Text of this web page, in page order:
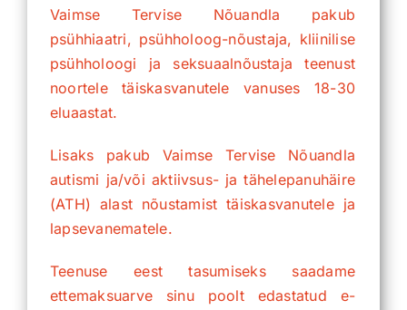
Vaimse Tervise Nõuandla pakub
psühhiaatri, psühholoog-nõustaja, kliinilise
psühholoogi ja seksuaalnõustaja teenust
noortele täiskasvanutele vanuses 18-30
eluaastat.
Lisaks pakub Vaimse Tervise Nõuandla
autismi ja/või aktiivsus- ja tähelepanuhäire
(ATH) alast nõustamist täiskasvanutele ja
lapsevanematele.
Teenuse eest tasumiseks saadame
ettemaksuarve sinu poolt edastatud e-